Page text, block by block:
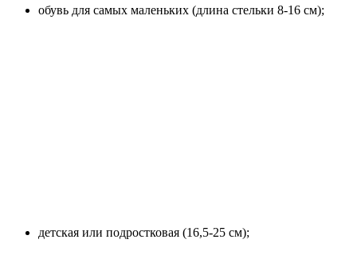
обувь для самых маленьких (длина стельки 8-16 см);
детская или подростковая (16,5-25 см);